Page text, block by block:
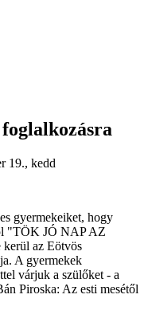
19., kedd
gyermekeiket, hogy
"TÖK JÓ NAP AZ
az Eötvös
A gyermekek
várjuk a szülőket - a
Piroska: Az esti mesétől